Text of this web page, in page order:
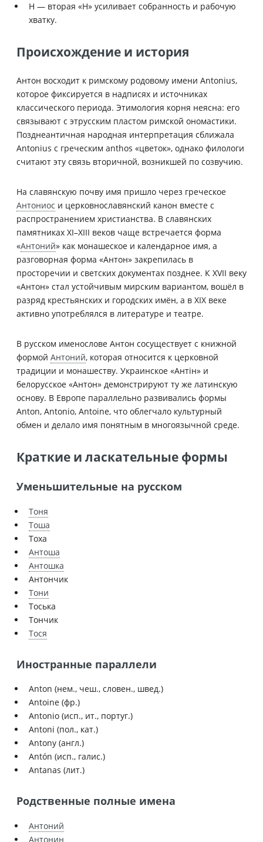
Н — вторая «Н» усиливает собранность и рабочую
хватку.
Происхождение и история
Антон восходит к римскому родовому имени Antonius,
которое фиксируется в надписях и источниках
классического периода. Этимология корня неясна: его
связывают с этрусским пластом римской ономастики.
Позднеантичная народная интерпретация сближала
Antonius с греческим anthos «цветок», однако филологи
считают эту связь вторичной, возникшей по созвучию.
На славянскую почву имя пришло через греческое
Антониос и церковнославянский канон вместе с
распространением христианства. В славянских
памятниках XI–XIII веков чаще встречается форма
«Антоний» как монашеское и календарное имя, а
разговорная форма «Антон» закрепилась в
просторечии и светских документах позднее. К XVII веку
«Антон» стал устойчивым мирским вариантом, вошёл в
разряд крестьянских и городских имён, а в XIX веке
активно употреблялся в литературе и театре.
В русском именослове Антон сосуществует с книжной
формой Антоний, которая относится к церковной
традиции и монашеству. Украинское «Антін» и
белорусское «Антон» демонстрируют ту же латинскую
основу. В Европе параллельно развивались формы
Anton, Antonio, Antoine, что облегчало культурный
обмен и делало имя понятным в многоязычной среде.
Краткие и ласкательные формы
Уменьшительные на русском
Тоня
Тоша
Тоха
Антоша
Антошка
Антончик
Тони
Тоська
Тончик
Тося
Иностранные параллели
Anton (нем., чеш., словен., швед.)
Antoine (фр.)
Antonio (исп., ит., португ.)
Antoni (пол., кат.)
Antony (англ.)
Antón (исп., галиc.)
Antanas (лит.)
Родственные полные имена
Антоний
Антонин